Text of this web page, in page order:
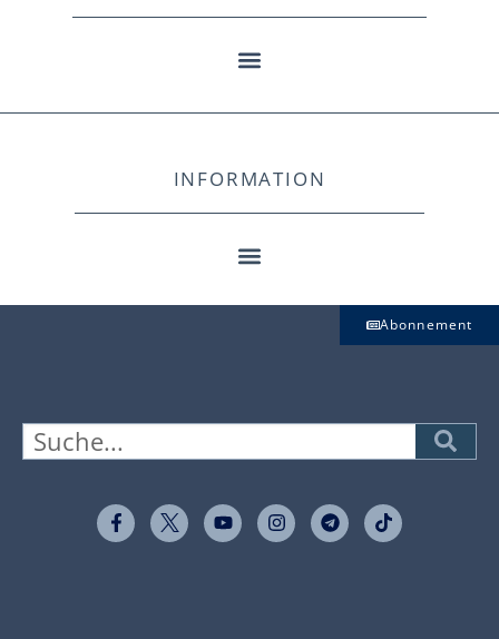
INFORMATION
Abonnement